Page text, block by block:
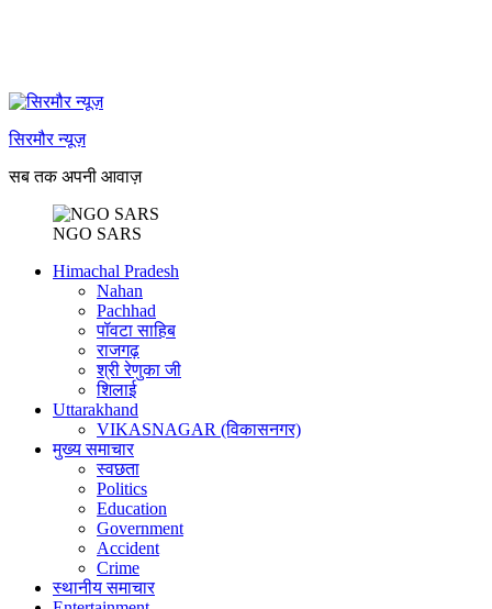
सिरमौर न्यूज़
सब तक अपनी आवाज़
NGO SARS
Himachal Pradesh
Nahan
Pachhad
पॉवटा साहिब
राजगढ़
श्री रेणुका जी
शिलाई
Uttarakhand
VIKASNAGAR (विकासनगर)
मुख्य समाचार
स्वछता
Politics
Education
Government
Accident
Crime
स्थानीय समाचार